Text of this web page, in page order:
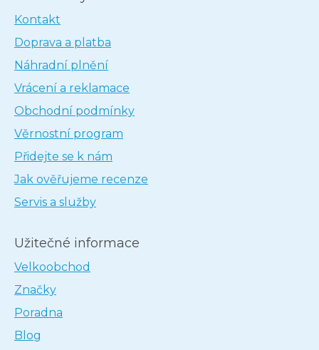
Kontakt
Doprava a platba
Náhradní plnění
Vrácení a reklamace
Obchodní podmínky
Věrnostní program
Přidejte se k nám
Jak ověřujeme recenze
Servis a služby
Užitečné informace
Velkoobchod
Značky
Poradna
Blog